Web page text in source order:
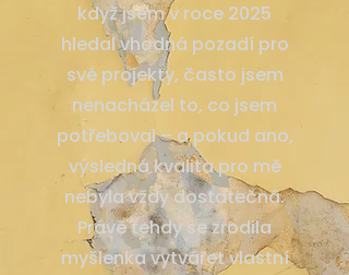
když jsem v roce 2025
hledal vhodná pozadí pro
své projekty, často jsem
nenacházel to, co jsem
potřeboval – a pokud ano,
výsledná kvalita pro mě
nebyla vždy dostatečná.
Právě tehdy se zrodila
myšlenka vytvářet vlastní